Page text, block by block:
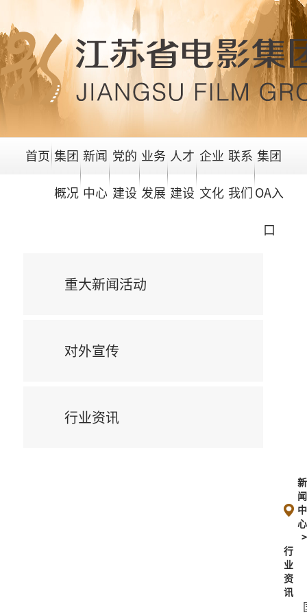
首页 集团
概况
新闻
中心
党的
建设
业务
发展
人才
建设
企业
文化
联系
我们
集团
OA入
口
重大新闻活动
对外宣传
行业资讯
新
闻
中
心
>
行
业
资
讯